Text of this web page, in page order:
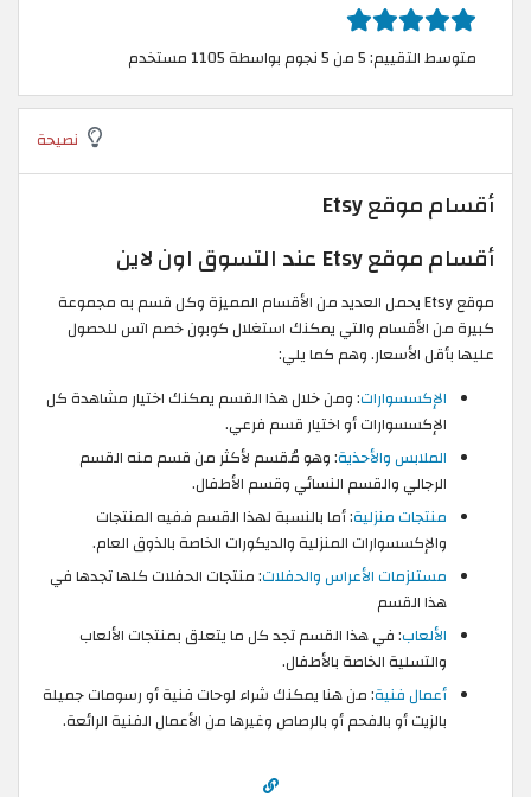
متوسط التقييم: 5 من 5 نجوم بواسطة 1105 مستخدم
نصيحة
أقسام موقع Etsy
أقسام موقع Etsy عند التسوق اون لاين
موقع Etsy يحمل العديد من الأقسام المميزة وكل قسم به مجموعة
كبيرة من الأقسام والتي يمكنك استغلال كوبون خصم اتس للحصول
عليها بأقل الأسعار. وهم كما يلي:
الإكسسوارات: ومن خلال هذا القسم يمكنك اختيار مشاهدة كل
الإكسسوارات أو اختيار قسم فرعي.
الملابس والأحذية: وهو مُقسم لأكثر من قسم منه القسم
الرجالي والقسم النسائي وقسم الأطفال.
منتجات منزلية: أما بالنسبة لهذا القسم ففيه المنتجات
والإكسسوارات المنزلية والديكورات الخاصة بالذوق العام.
مستلزمات الأعراس والحفلات: منتجات الحفلات كلها تجدها في
هذا القسم
الألعاب: في هذا القسم تجد كل ما يتعلق بمنتجات الألعاب
والتسلية الخاصة بالأطفال.
أعمال فنية: من هنا يمكنك شراء لوحات فنية أو رسومات جميلة
بالزيت أو بالفحم أو بالرصاص وغيرها من الأعمال الفنية الرائعة.